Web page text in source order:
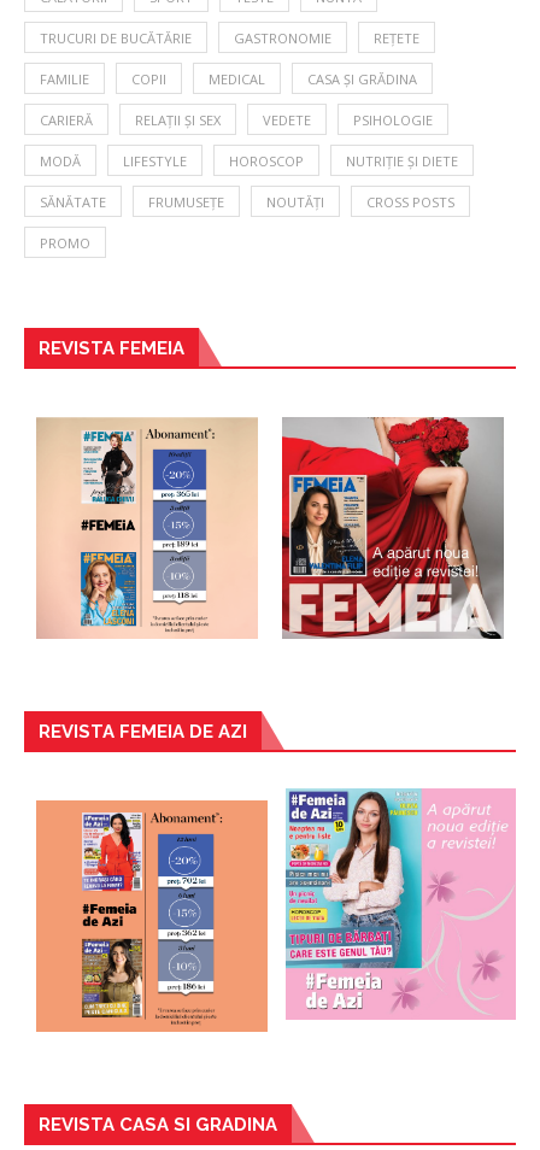
TRUCURI DE BUCĂTĂRIE GASTRONOMIE REȚETE
FAMILIE COPII MEDICAL CASA ȘI GRĂDINA
CARIERĂ RELAȚII ȘI SEX VEDETE PSIHOLOGIE
MODĂ LIFESTYLE HOROSCOP NUTRIȚIE ȘI DIETE
SĂNĂTATE FRUMUSEȚE NOUTĂȚI CROSS POSTS
PROMO
REVISTA FEMEIA
REVISTA FEMEIA DE AZI
REVISTA CASA SI GRADINA